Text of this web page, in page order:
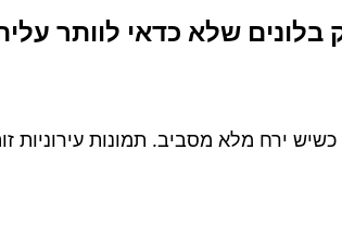
ירח מלא מסביב. תמונות עירוניות